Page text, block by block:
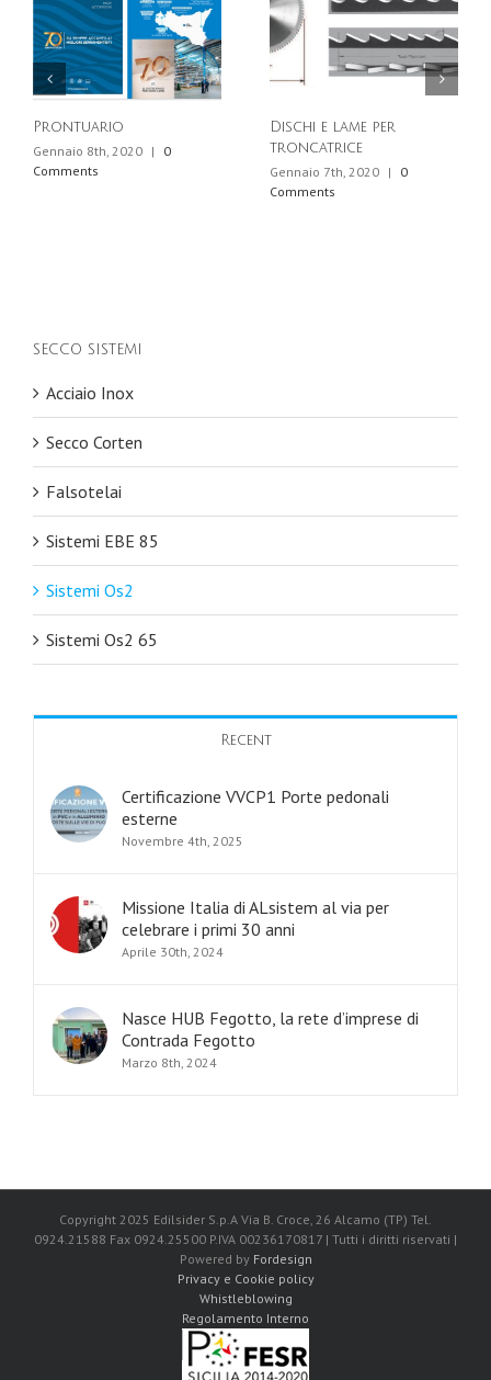
Prontuario
Gennaio 8th, 2020 |
0
Comments
Dischi e lame per
troncatrice
Gennaio 7th, 2020 |
0
Comments
SECCO SISTEMI
Acciaio Inox
Secco Corten
Falsotelai
Sistemi EBE 85
Sistemi Os2
Sistemi Os2 65
Recent
Certificazione VVCP1 Porte pedonali
esterne
Novembre 4th, 2025
Missione Italia di ALsistem al via per
celebrare i primi 30 anni
Aprile 30th, 2024
Nasce HUB Fegotto, la rete d’imprese di
Contrada Fegotto
Marzo 8th, 2024
Copyright 2025 Edilsider S.p.A Via B. Croce, 26 Alcamo (TP) Tel.
0924.21588 Fax 0924.25500 P.IVA 00236170817 | Tutti i diritti riservati |
Powered by Fordesign
Privacy e Cookie policy
Whistleblowing
Regolamento Interno